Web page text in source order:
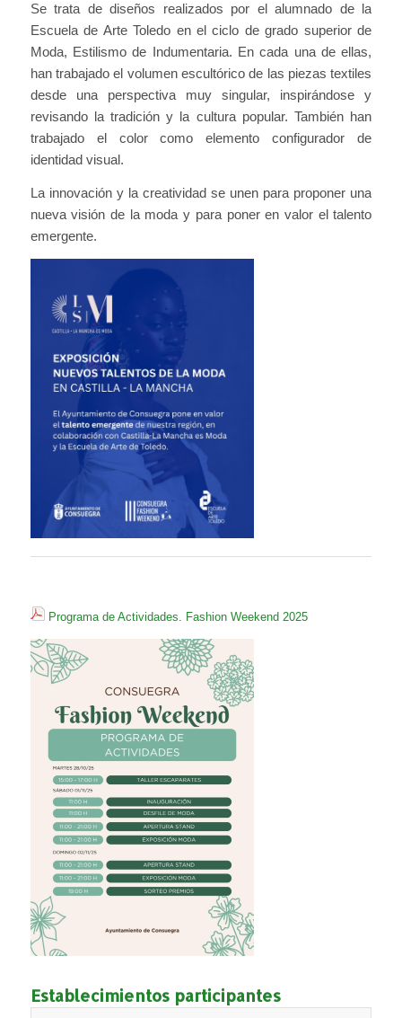
Se trata de diseños realizados por el alumnado de la
Escuela de Arte Toledo en el ciclo de grado superior de
Moda, Estilismo de Indumentaria. En cada una de ellas,
han trabajado el volumen escultórico de las piezas textiles
desde una perspectiva muy singular, inspirándose y
revisando la tradición y la cultura popular. También han
trabajado el color como elemento configurador de
identidad visual.
La innovación y la creatividad se unen para proponer una
nueva visión de la moda y para poner en valor el talento
emergente.
Programa de Actividades. Fashion Weekend 2025
Establecimientos participantes